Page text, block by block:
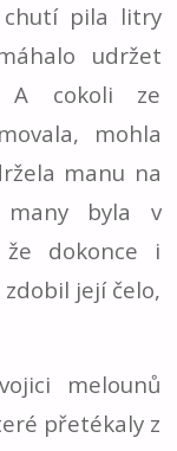
chutí pila litry
udržet
A cokoli ze
mohla
manu na
many byla v
dokonce i
její čelo,
melounů
přetékaly z